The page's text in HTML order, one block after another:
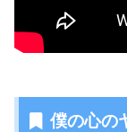
僕の心の